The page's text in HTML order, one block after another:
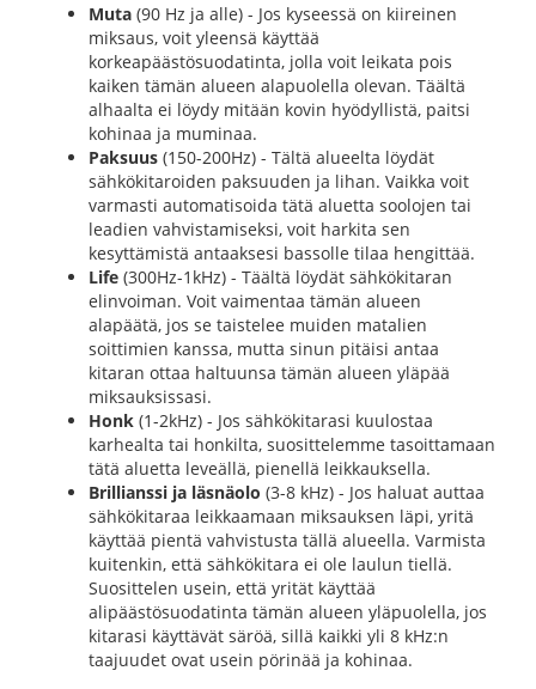
Muta(90 Hz ja alle) - Jos kyseessä on kiireinen
miksaus, voit yleensä käyttää
korkeapäästösuodatinta, jolla voit leikata pois
kaiken tämän alueen alapuolella olevan. Täältä
alhaalta ei löydy mitään kovin hyödyllistä, paitsi
kohinaa ja muminaa.
Paksuus(150-200Hz) - Tältä alueelta löydät
sähkökitaroiden paksuuden ja lihan. Vaikka voit
varmasti automatisoida tätä aluetta soolojen tai
leadien vahvistamiseksi, voit harkita sen
kesyttämistä antaaksesi bassolle tilaa hengittää.
Life(300Hz-1kHz) - Täältä löydät sähkökitaran
elinvoiman. Voit vaimentaa tämän alueen
alapäätä, jos se taistelee muiden matalien
soittimien kanssa, mutta sinun pitäisi antaa
kitaran ottaa haltuunsa tämän alueen yläpää
miksauksissasi.
Honk(1-2kHz) - Jos sähkökitarasi kuulostaa
karhealta tai honkilta, suosittelemme tasoittamaan
tätä aluetta leveällä, pienellä leikkauksella.
Brillianssi ja läsnäolo (3-8 kHz) - Jos haluat auttaa
sähkökitaraa leikkaamaan miksauksen läpi, yritä
käyttää pientä vahvistusta tällä alueella. Varmista
kuitenkin, että sähkökitara ei ole laulun tiellä.
Suosittelen usein, että yrität käyttää
alipäästösuodatinta tämän alueen yläpuolella, jos
kitarasi käyttävät säröä, sillä kaikki yli 8 kHz:n
taajuudet ovat usein pörinää ja kohinaa.